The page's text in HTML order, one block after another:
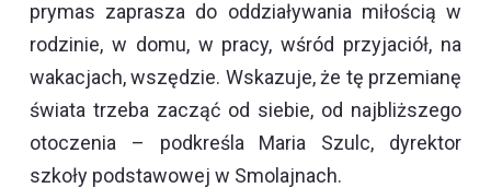
prymas zaprasza do oddziaływania miłością w
rodzinie, w domu, w pracy, wśród przyjaciół, na
wakacjach, wszędzie. Wskazuje, że tę przemianę
świata trzeba zacząć od siebie, od najbliższego
otoczenia – podkreśla Maria Szulc, dyrektor
szkoły podstawowej w Smolajnach.